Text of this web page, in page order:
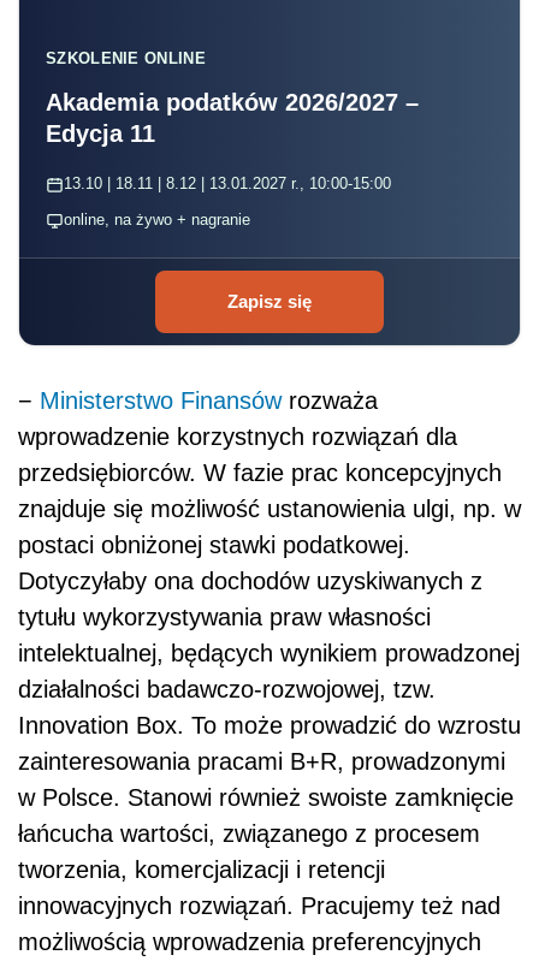
SZKOLENIE ONLINE
Akademia podatków 2026/2027 –
Edycja 11
13.10 | 18.11 | 8.12 | 13.01.2027 r., 10:00-15:00
online, na żywo + nagranie
Zapisz się
− Ministerstwo Finansówrozważa
wprowadzenie korzystnych rozwiązań dla
przedsiębiorców. W fazie prac koncepcyjnych
znajduje się możliwość ustanowienia ulgi, np. w
postaci obniżonej stawki podatkowej.
Dotyczyłaby ona dochodów uzyskiwanych z
tytułu wykorzystywania praw własności
intelektualnej, będących wynikiem prowadzonej
działalności badawczo-rozwojowej, tzw.
Innovation Box. To może prowadzić do wzrostu
zainteresowania pracami B+R, prowadzonymi
w Polsce. Stanowi również swoiste zamknięcie
łańcucha wartości, związanego z procesem
tworzenia, komercjalizacji i retencji
innowacyjnych rozwiązań. Pracujemy też nad
możliwością wprowadzenia preferencyjnych